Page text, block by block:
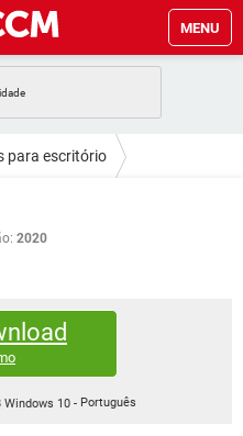
MENU
FACEBOOK
GMAIL
WHATSAPP
EXCEL
GMAIL
FACEBOOK
EXCEL
GMAIL
WHATSAPP
para escritório
2020
Windows 10- Português